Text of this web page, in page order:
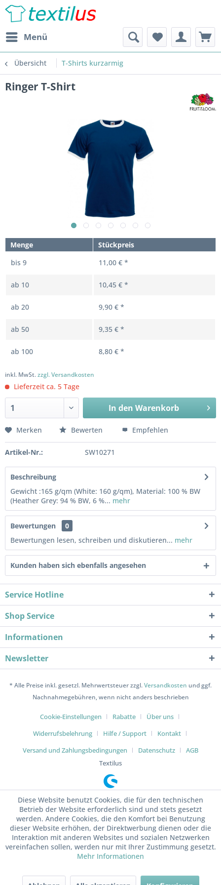
Menü
Übersicht T-Shirts kurzarmig
Ringer T-Shirt
Menge
Stückpreis
bis 9 11,00 € *
ab 10 10,45 € *
ab 20 9,90 € *
ab 50 9,35 € *
ab 100 8,80 € *
inkl. MwSt.zzgl. Versandkosten
Lieferzeit ca. 5 Tage
In den Warenkorb
Merken Bewerten Empfehlen
Artikel-Nr.: SW10271
Beschreibung
Gewicht :165 g/qm (White: 160 g/qm), Material: 100 % BW
(Heather Grey: 94 % BW, 6 %... mehr
Bewertungen
0
Bewertungen lesen, schreiben und diskutieren... mehr
Kunden haben sich ebenfalls angesehen
Service Hotline
Shop Service
Informationen
Newsletter
* Alle Preise inkl. gesetzl. Mehrwertsteuer zzgl.Versandkosten und ggf.
Nachnahmegebühren, wenn nicht anders beschrieben
Cookie-Einstellungen Rabatte
Über uns
Widerrufsbelehrung
Hilfe / Support
Kontakt
Versand und Zahlungsbedingungen
Datenschutz
AGB
Textilus
Diese Website benutzt Cookies, die für den technischen
Betrieb der Website erforderlich sind und stets gesetzt
werden. Andere Cookies, die den Komfort bei Benutzung
dieser Website erhöhen, der Direktwerbung dienen oder die
Interaktion mit anderen Websites und sozialen Netzwerken
vereinfachen sollen, werden nur mit Ihrer Zustimmung gesetzt.
Mehr Informationen